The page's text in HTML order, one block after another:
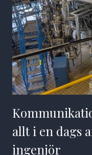
allt i en dags
ingenjör